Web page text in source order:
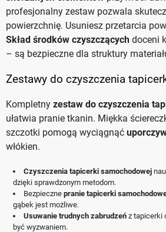
profesjonalny zestaw pozwala
powierzchnię. Usuniesz przetarcia
Skład środków czyszczących doceni
– są bezpieczne dla struktury
Zestawy do czyszczenia
Kompletny zestaw do czyszczenia
ułatwia pranie tkanin. Miękka
szczotki pomogą wyciągnąć
włókien.
Czyszczenia tapicerki samochodowej
dzięki sprawdzonym metodom.
Bezpiecznepranie tapicerki
gąbek jest możliwe.
Usuwanie trudnych zabrudzeń z tapicerki
być wyzwaniem.